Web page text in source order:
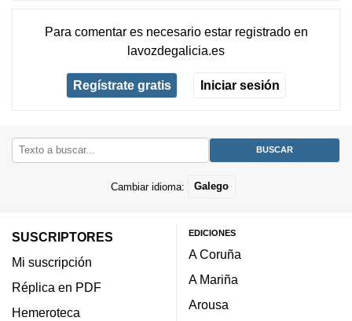
Para comentar es necesario estar registradoen
lavozdegalicia.es
Regístrate gratis Iniciar sesión
Cambiar idioma: Galego
SUSCRIPTORES
Mi suscripción
Réplica en PDF
Hemeroteca
EDICIONES
A Coruña
A Mariña
Arousa